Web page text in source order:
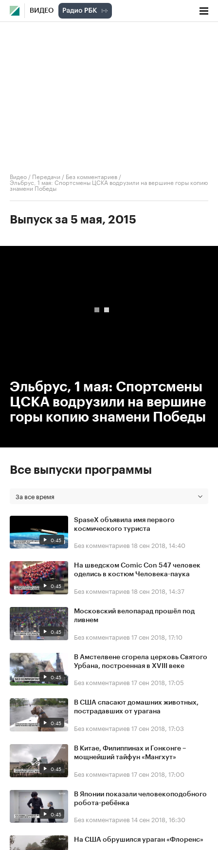
ВИДЕО
Видео / Передачи / Без комментариев /
Эльбрус, 1 мая: Спортсмены ЦСКА водрузили на вершине горы копию
знамени Победы
Выпуск за 5 мая, 2015
Эльбрус, 1 мая: Спортсмены
ЦСКА водрузили на вершине
горы копию знамени Победы
Все выпуски программы
За все время
0:45
SpaseX объявила имя первого
космического туриста
Без комментариев 18 сен 2018, 14:40
0:45
На шведском Comic Con 547 человек
оделись в костюм Человека-паука
Без комментариев 18 сен 2018, 14:37
0:45
Московский велопарад прошёл под
ливнем
Без комментариев 17 сен 2018, 17:10
0:45
В Амстелвене сгорела церковь Святого
Урбана, построенная в XVIII веке
Без комментариев 17 сен 2018, 17:05
0:45
В США спасают домашних животных,
пострадавших от урагана
Без комментариев 17 сен 2018, 17:03
0:45
В Китае, Филиппинах и Гонконге –
мощнейший тайфун «Мангхут»
Без комментариев 17 сен 2018, 17:00
0:45
В Японии показали человекоподобного
робота-ребёнка
Без комментариев 14 сен 2018, 16:30
На США обрушился ураган «Флоренс»